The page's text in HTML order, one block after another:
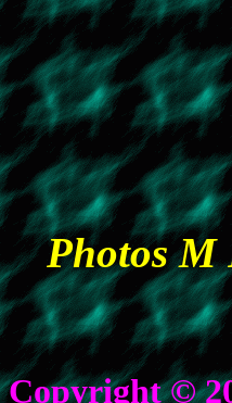
Photos
Copyright ©